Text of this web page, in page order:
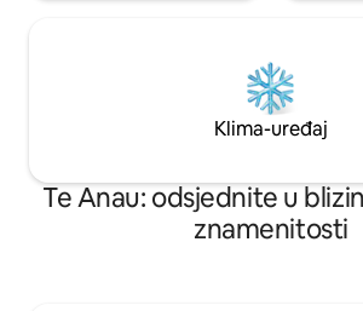
Klima-uređaj
Te Anau: odsjednite u
znamenitosti